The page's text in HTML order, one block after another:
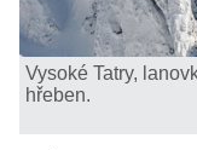
Vysoké Tatry,
hřeben.